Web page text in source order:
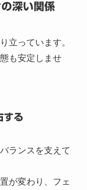
深い関係
立っています。
も安定しませ
する
ランスを支えて
が変わり、フェ